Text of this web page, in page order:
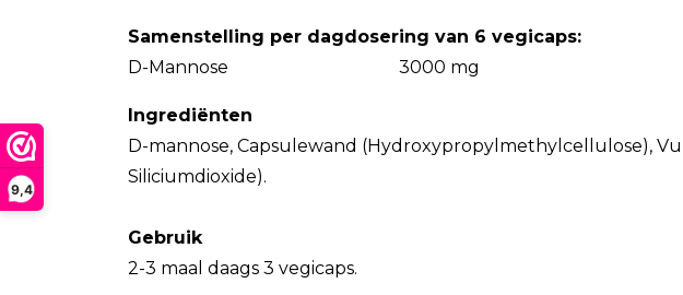
9,4
Samenstelling per dagdosering van 6 vegicaps:
D-Mannose 3000 mg
Ingrediënten
D-mannose, Capsulewand (Hydroxypropylmethylcellulose),
Siliciumdioxide).
Gebruik
2-3 maal daags 3 vegicaps.